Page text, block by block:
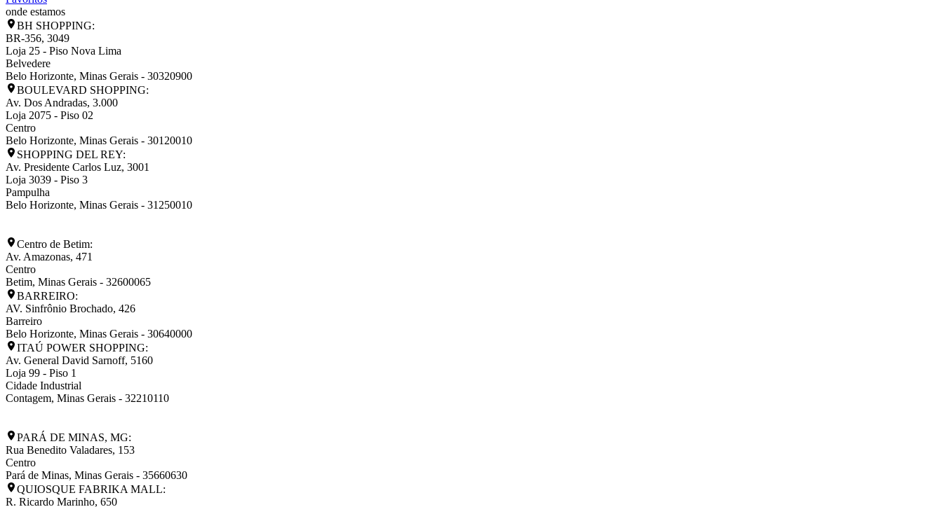
onde estamos
BH SHOPPING:
BR-356, 3049
Loja 25 - Piso Nova Lima
Belvedere
Belo Horizonte, Minas Gerais - 30320900
BOULEVARD SHOPPING:
Av. Dos Andradas, 3.000
Loja 2075 - Piso 02
Centro
Belo Horizonte, Minas Gerais - 30120010
SHOPPING DEL REY:
Av. Presidente Carlos Luz, 3001
Loja 3039 - Piso 3
Pampulha
Belo Horizonte, Minas Gerais - 31250010
Centro de Betim:
Av. Amazonas, 471
Centro
Betim, Minas Gerais - 32600065
BARREIRO:
AV. Sinfrônio Brochado, 426
Barreiro
Belo Horizonte, Minas Gerais - 30640000
ITAÚ POWER SHOPPING:
Av. General David Sarnoff, 5160
Loja 99 - Piso 1
Cidade Industrial
Contagem, Minas Gerais - 32210110
PARÁ DE MINAS, MG:
Rua Benedito Valadares, 153
Centro
Pará de Minas, Minas Gerais - 35660630
QUIOSQUE FABRIKA MALL:
R. Ricardo Marinho, 650